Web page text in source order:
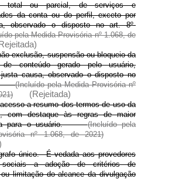
total ou parcial, de serviços e
da conta ou do perfil, exceto por
observado o disposto no art. 8º-
pela Medida Provisória nº 1.068, de
exclusão, suspensão ou bloqueio da
de conteúdo gerado pelo usuário,
causa, observado o disposto no
e(Incluído pela Medida Provisória nº
(Rejeitada)
a resumo dos termos de uso da
com destaque às regras de maior
para o usuário.(Incluído pela
nº 1.068, de 2021)
único. É vedada aos provedores
a adoção de critérios de
limitação do alcance da divulgação